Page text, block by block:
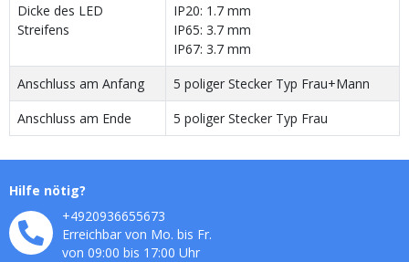
Dicke des LED
Streifens
IP20: 1.7 mm
IP65: 3.7 mm
IP67: 3.7 mm
Anschluss am Anfang
5 poliger Stecker Typ Frau+Mann
Anschluss am Ende
5 poliger Stecker Typ Frau
Hilfe nötig?
+4920936655673
Erreichbar von Mo. bis Fr.
von 09:00 bis 17:00 Uhr